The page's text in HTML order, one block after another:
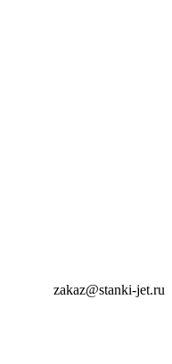
zakaz@stanki-jet.ru